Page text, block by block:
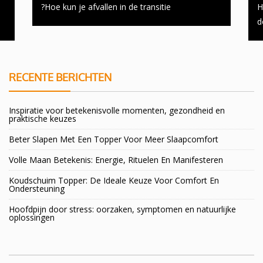
Hoe kun je afvallen in de transitie?
RECENTE BERICHTEN
Inspiratie voor betekenisvolle momenten, gezondheid en
praktische keuzes
Beter Slapen Met Een Topper Voor Meer Slaapcomfort
Volle Maan Betekenis: Energie, Rituelen En Manifesteren
Koudschuim Topper: De Ideale Keuze Voor Comfort En
Ondersteuning
Hoofdpijn door stress: oorzaken, symptomen en natuurlijke
oplossingen